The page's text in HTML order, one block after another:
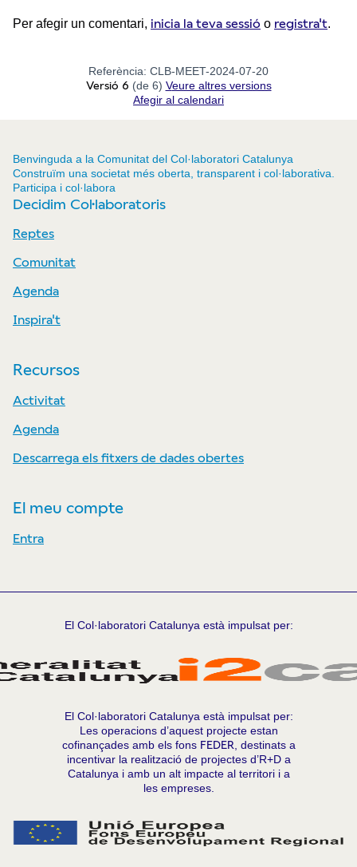
Per afegir un comentari, inicia la teva sessió o registra't.
Referència: CLB-MEET-2024-07-20
Versió 6 (de 6)
veure altres versions
Afegir al calendari
Benvinguda a la Comunitat del Col·laboratori Catalunya
Construïm una societat més oberta, transparent i col·laborativa.
Participa i col·labora
Decidim Col·laboratoris
Reptes
Comunitat
Agenda
Inspira't
Recursos
Activitat
Agenda
Descarrega els fitxers de dades obertes
El meu compte
Entra
El Col·laboratori Catalunya està impulsat per:
El Col·laboratori Catalunya està impulsat per:
Les operacions d’aquest projecte estan
cofinançades amb els fons FEDER, destinats a
incentivar la realització de projectes d’R+D a
Catalunya i amb un alt impacte al territori i a
les empreses.